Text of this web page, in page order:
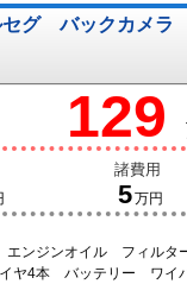
セグ バックカメ
129
諸費用
5万円
ンジンオイル フィルタ
ヤ4本 バッテリー ワイ